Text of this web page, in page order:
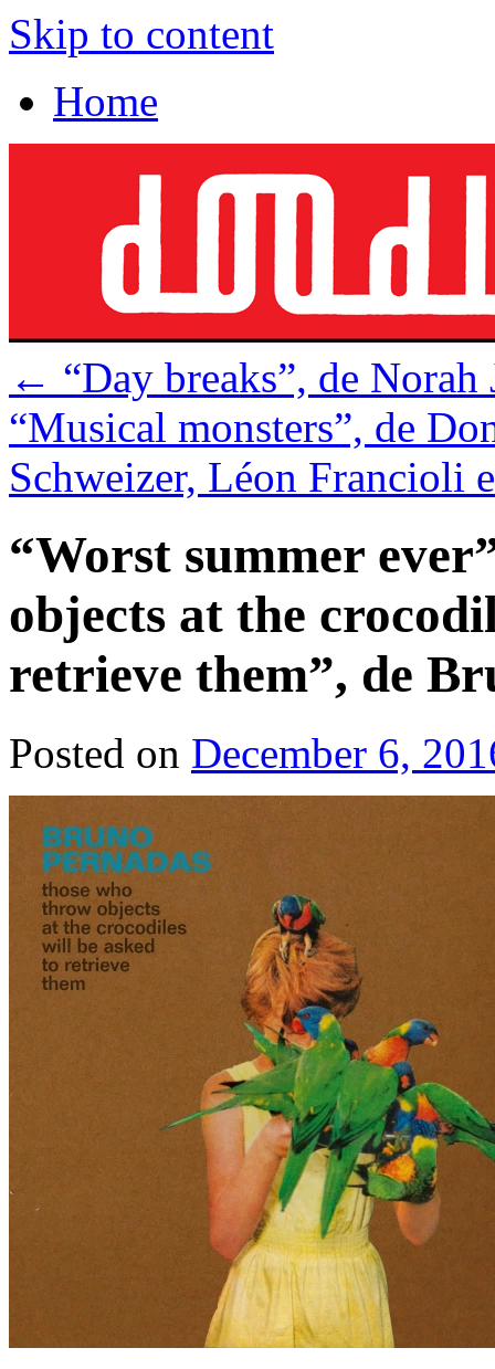
Skip to content
Home
← “Day breaks”, de Norah
“Musical monsters”, de
Schweizer, Léon Francioli
“Worst summer
objects at the
retrieve them”, de
Posted on December 6,